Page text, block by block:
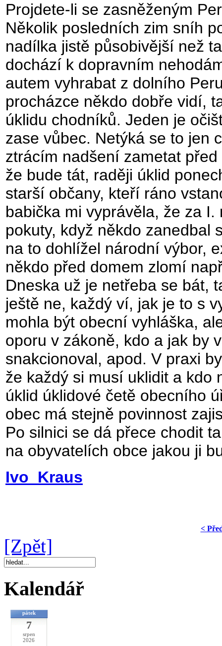
Projdete-li se zasněženým
Několik posledních zim sníh
nadílka jistě působivější než
dochází k dopravním
autem vyhrabat z dolního
procházce někdo dobře vidí,
úklidu chodníků. Jeden je
zase vůbec. Netýká se to jen
ztrácím nadšení zametat
že bude tát, raději úklid
starší občany, kteří ráno
babička mi vyprávěla, že za
pokuty, když někdo zanedbal
na to dohlížel národní výbor,
někdo před domem zlomí
Dneska už je netřeba se bát,
ještě ne, každý ví, jak je to s
mohla být obecní vyhláška,
oporu v zákoně, kdo a jak by
snakcionoval, apod. V praxi
že každý si musí uklidit a kdo
úklid úklidové četě obecního
obec má stejně povinnost
Po silnici se dá přece chodit
na obyvatelích obce jakou ji
Ivo Kraus
<
[Zpět]
Kalendář
pátek
7
srpen
2026